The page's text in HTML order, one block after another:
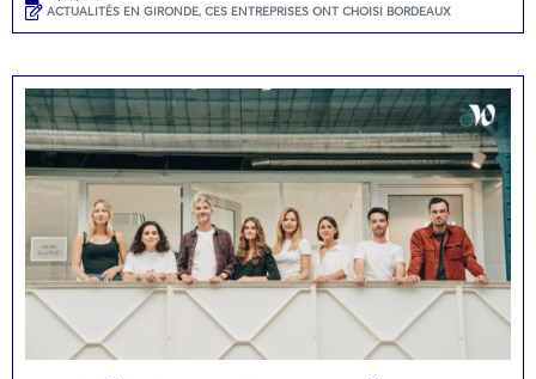
ACTUALITÉS EN GIRONDE, CES ENTREPRISES ONT CHOISI BORDEAUX